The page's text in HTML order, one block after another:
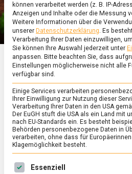
ERNÄHRUNG & GESUNDHEIT /
Tränen
Bayerischer
17. November 2023
Meerrettich gehört mit
können verarbeitet werden (z. B. IP-
Anzeigen und Inhalte oder die Messung
Weitere Informationen über die
unserer Datenschutzerklärung. Es
Verarbeitung Ihrer Daten einzuwilligen,
Sie können Ihre Auswahl jederzeit unter
anpassen. Bitte beachten Sie, dass
Einstellungen möglicherweise nicht alle
verfügbar sind.
Einige Services verarbeiten
Ihrer Einwilligung zur Nutzung dieser
Verarbeitung Ihrer Daten in den USA
Der EuGH stuft die USA als ein Land mit
nach EU-Standards ein. Es besteht
Behörden personenbezogene Daten in
verarbeiten, ohne dass für
Klagemöglichkeit besteht.
Es folgt eine Liste der
Essenziell